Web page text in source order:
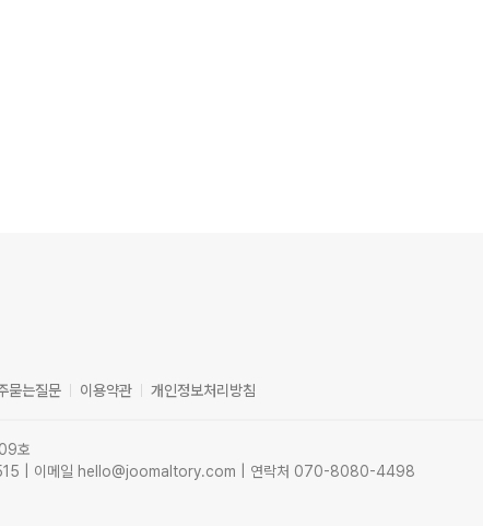
묻는질문 이용약관 개인정보처리방침
호
| 이메일 hello@joomaltory.com | 연락처 070-8080-4498